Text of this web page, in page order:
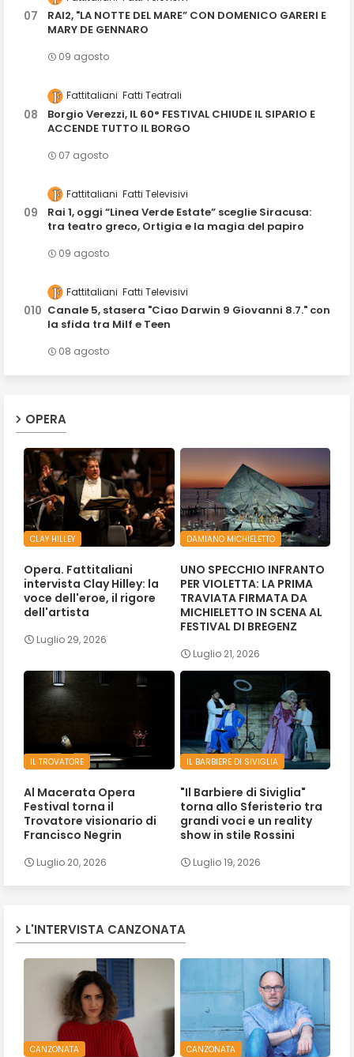
RAI2, "LA NOTTE DEL MARE” CON DOMENICO GARERI E
MARY DE GENNARO
09 agosto
Fattitaliani Fatti Teatrali
Borgio Verezzi, IL 60° FESTIVAL CHIUDE IL SIPARIO E
ACCENDE TUTTO IL BORGO
07 agosto
Fattitaliani Fatti Televisivi
Rai 1, oggi “Linea Verde Estate” sceglie Siracusa:
tra teatro greco, Ortigia e la magia del papiro
09 agosto
Fattitaliani Fatti Televisivi
Canale 5, stasera "Ciao Darwin 9 Giovanni 8.7." con
la sfida tra Milf e Teen
08 agosto
OPERA
CLAY HILLEY
Opera. Fattitaliani
intervista Clay Hilley: la
voce dell'eroe, il rigore
dell'artista
Luglio 29, 2026
DAMIANO MICHIELETTO
UNO SPECCHIO INFRANTO
PER VIOLETTA: LA PRIMA
TRAVIATA FIRMATA DA
MICHIELETTO IN SCENA AL
FESTIVAL DI BREGENZ
Luglio 21, 2026
IL TROVATORE
Al Macerata Opera
Festival torna il
Trovatore visionario di
Francisco Negrin
Luglio 20, 2026
IL BARBIERE DI SIVIGLIA
"Il Barbiere di Siviglia"
torna allo Sferisterio tra
grandi voci e un reality
show in stile Rossini
Luglio 19, 2026
L'INTERVISTA CANZONATA
CANZONATA CANZONATA